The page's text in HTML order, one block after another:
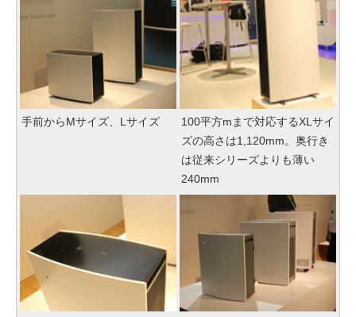
手前からMサイズ、Lサイズ
100平方mまで対応するXLサイ
ズの高さは1,120mm。奥行き
は従来シリーズよりも薄い
240mm